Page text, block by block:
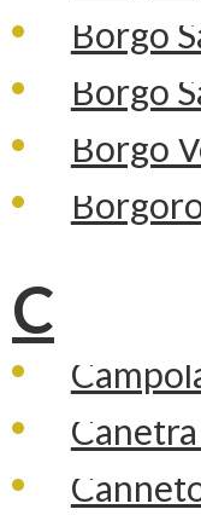
Borgo
Borgo
Borgo
C
Canetra